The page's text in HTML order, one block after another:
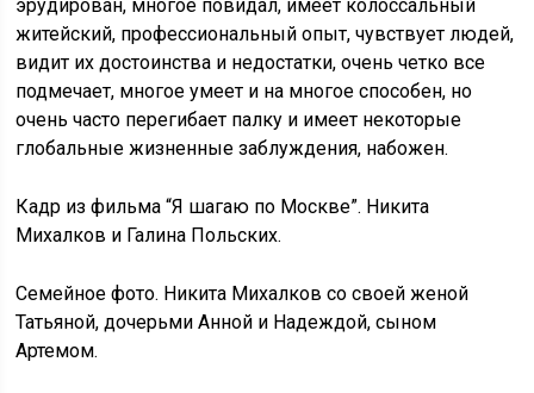
эрудирован, многое повидал, имеет колоссальный
житейский, профессиональный опыт, чувствует людей,
видит их достоинства и недостатки, очень четко все
подмечает, многое умеет и на многое способен, но
очень часто перегибает палку и имеет некоторые
глобальные жизненные заблуждения, набожен.
Кадр из фильма “Я шагаю по Москве”. Никита
Михалков и Галина Польских.
Семейное фото. Никита Михалков со своей женой
Татьяной, дочерьми Анной и Надеждой, сыном
Артемом.